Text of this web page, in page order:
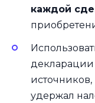
каждой
декларации
источников,
удержал